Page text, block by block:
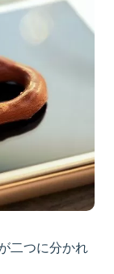
二つに分かれ